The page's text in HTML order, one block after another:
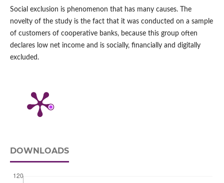
Social exclusion is phenomenon that has many causes. The
novelty of the study is the fact that it was conducted on a sample
of customers of cooperative banks, because this group often
declares low net income and is socially, financially and digitally
excluded.
DOWNLOADS